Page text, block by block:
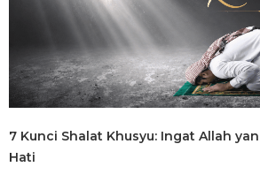
7 Kunci Shalat Khusyu: Ingat Allah
Hati